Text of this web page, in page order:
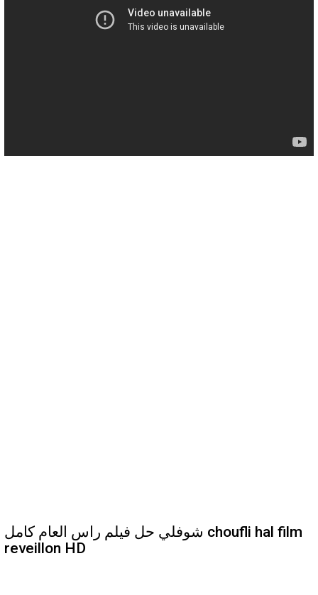
شوفلي حل فيلم راس العام كامل choufli hal film
reveillon HD